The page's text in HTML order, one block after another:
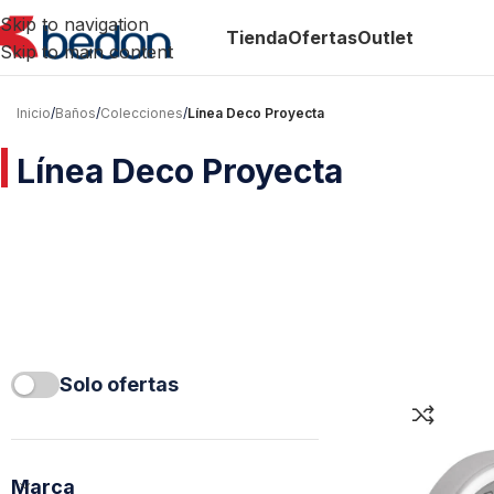
Skip to navigation
Skip to main content
TiendaOfertasOutlet
Inicio/Baños/Colecciones/Línea Deco Proyecta
Línea Deco Proyecta
Solo ofertas
Marca